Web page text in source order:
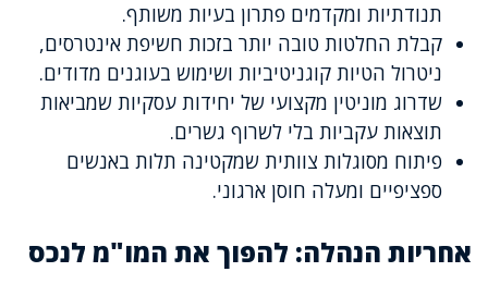
תנודתיות ומקדמים פתרון בעיות משותף.
קבלת החלטות טובה יותר בזכות חשיפת אינטרסים,
ניטרול הטיות קוגניטיביות ושימוש בעוגנים מדודים.
שדרוג מוניטין מקצועי של יחידות עסקיות שמביאות
תוצאות עקביות בלי לשרוף גשרים.
פיתוח מסוגלות צוותית שמקטינה תלות באנשים
ספציפיים ומעלה חוסן ארגוני.
אחריות הנהלה: להפוך את המו"מ לנכס